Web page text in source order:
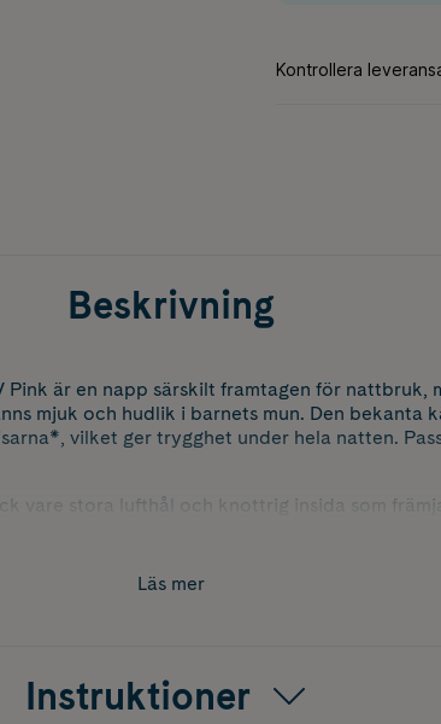
Beskrivning
Pink är en napp särskilt framtagen för nattbruk,
mjuk och hudlik i barnets mun. Den bekanta
vilket ger trygghet under hela natten.
vare stora lufthål och knottrig insida som
bio-cirkulära material i både sköld, knopp
är tillverkade av polypropylen kopplad till
Läs mer
Instruktioner